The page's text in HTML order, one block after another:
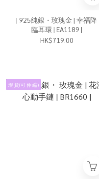
| 925純銀・玫瑰金 | 幸福降
臨耳環 | EA1189 |
HK$719.00
現 貨(可 伸 縮)